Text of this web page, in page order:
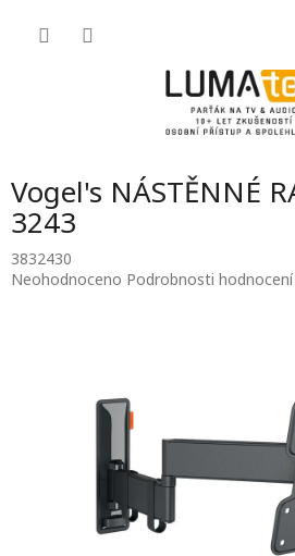
Vogel's NÁSTĚNNÉ
3243
3832430
Průměrné
Neohodnoceno Podrobnosti hodnocení